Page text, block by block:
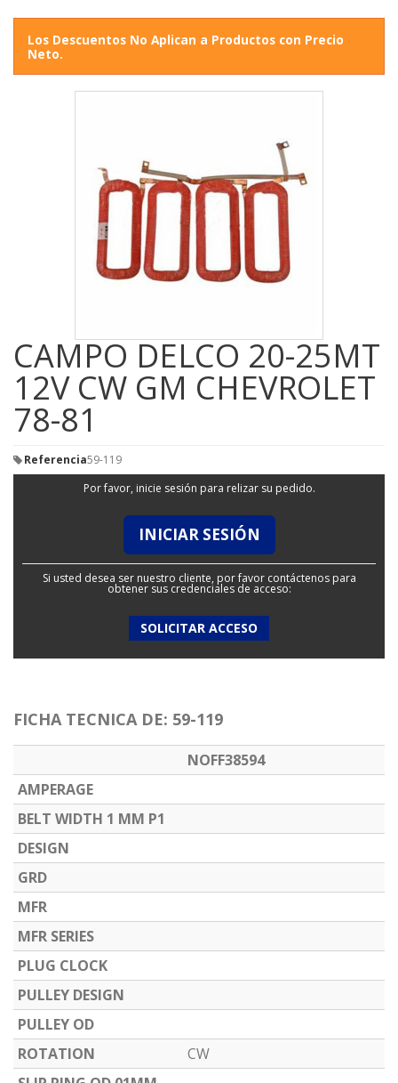
Los Descuentos No Aplican a Productos con Precio
Neto.
CAMPO DELCO 20-25MT
12V CW GM CHEVROLET
78-81
Referencia59-119
Por favor, inicie sesión para relizar su pedido.
INICIAR SESIÓN
Si usted desea ser nuestro cliente, por favor contáctenos para
obtener sus credenciales de acceso:
SOLICITAR ACCESO
FICHA TECNICA DE: 59-119
NOFF38594
AMPERAGE
BELT WIDTH 1 MM P1
DESIGN
GRD
MFR
MFR SERIES
PLUG CLOCK
PULLEY DESIGN
PULLEY OD
ROTATION
CW